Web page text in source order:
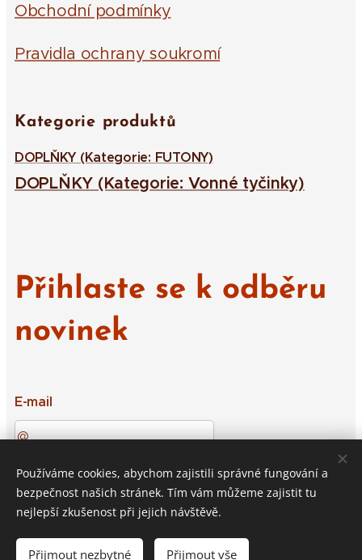
Obchodní podmínky
Pravidla ochrany soukromí
Kategorie produktů
DOPLŇKY (Kategorie: FUTONY)
DOPLŇKY (Kategorie: Vonné tyčinky)
Přihlaste se k odběru
novinek
E-mail
Přihlásit k odběru
Používáme cookies, abychom zajistili správné fungování a
bezpečnost našich stránek. Tím vám můžeme zajistit tu
nejlepší zkušenost při jejich návštěvě.
Přijmout nezbytné Přijmout vše